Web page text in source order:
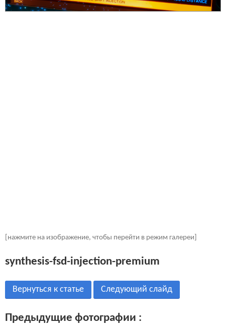
[нажмите на изображение, чтобы перейти в режим галереи]
synthesis-fsd-injection-premium
Вернуться к статье Следующий слайд
Предыдущие фотографии :